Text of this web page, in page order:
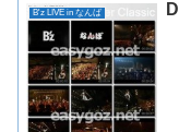
B'z LIVE in なんば